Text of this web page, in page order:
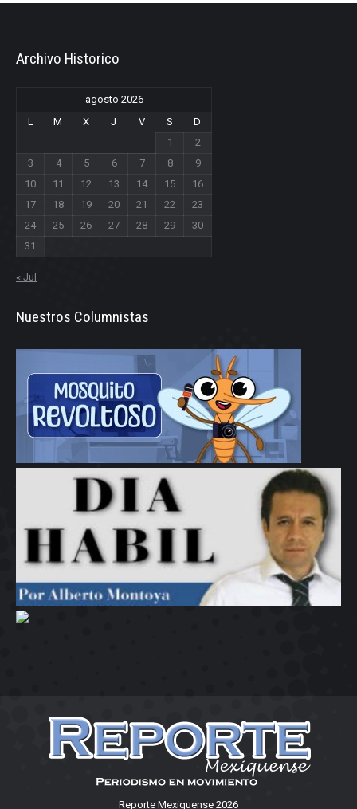
Archivo Historico
agosto 2026
L
M X J V S
D
1
2
3
4 5 6 7 8
9
10
11 12 13 14 15
16
17
18 19 20 21 22
23
24
25 26 27 28 29
30
31
« Jul
Nuestros Columnistas
Reporte Mexiquense 2026